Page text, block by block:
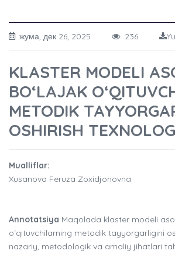
жума, дек 26, 2025 236
KLASTER MODELI
BO‘LAJAK
METODIK
OSHIRISH
Mualliflar:
Xusanova Feruza Zoxidjonovna
Annotatsiya Maqolada klaster modeli
o‘qituvchilarning metodik tayyorgarligini
nazariy, metodologik va amaliy jihatlari